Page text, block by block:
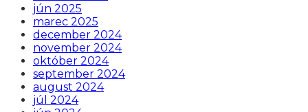
jún 2025
marec 2025
december 2024
november 2024
október 2024
september 2024
august 2024
júl 2024